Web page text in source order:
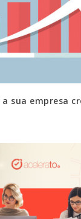
sua empresa